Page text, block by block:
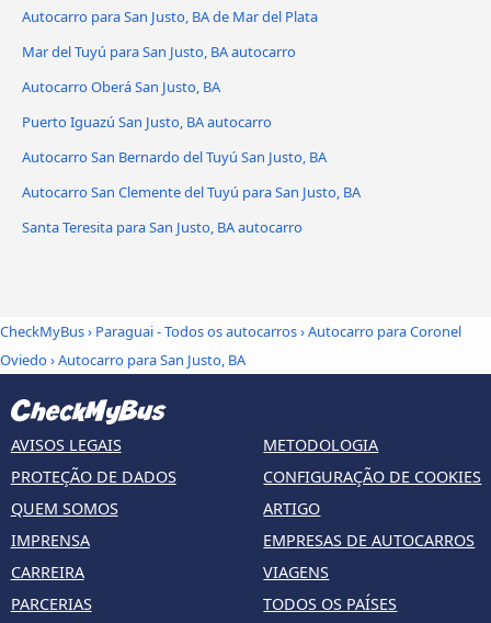
Autocarro para San Justo, BA de Mar del Plata
Mar del Tuyú para San Justo, BA autocarro
Autocarro Oberá San Justo, BA
Puerto Iguazú San Justo, BA autocarro
Autocarro San Bernardo del Tuyú San Justo, BA
Autocarro San Clemente del Tuyú para San Justo, BA
Santa Teresita para San Justo, BA autocarro
CheckMyBus› Paraguai - Todos os autocarros›Autocarro para Coronel
Oviedo›Autocarro para San Justo, BA
AVISOS LEGAIS
PROTEÇÃO DE DADOS
QUEM SOMOS
IMPRENSA
CARREIRA
PARCERIAS
METODOLOGIA
CONFIGURAÇÃO DE COOKIES
ARTIGO
EMPRESAS DE AUTOCARROS
VIAGENS
TODOS OS PAÍSES